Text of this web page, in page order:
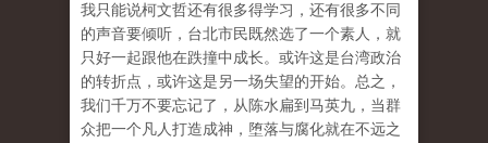
我只能说柯文哲还有很多得学习，还有很多不同
的声音要倾听，台北市民既然选了一个素人，就
只好一起跟他在跌撞中成长。或许这是台湾政治
的转折点，或许这是另一场失望的开始。总之，
我们千万不要忘记了，从陈水扁到马英九，当群
众把一个凡人打造成神，堕落与腐化就在不远之